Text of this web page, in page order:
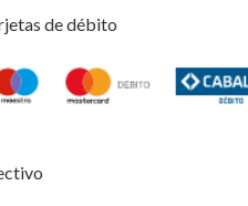
de débito